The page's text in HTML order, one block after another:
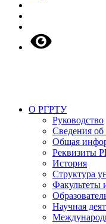
О РГРТУ
Руководство
Сведения об
Общая
Реквизиты
История
Структура
Факультеты
Научная